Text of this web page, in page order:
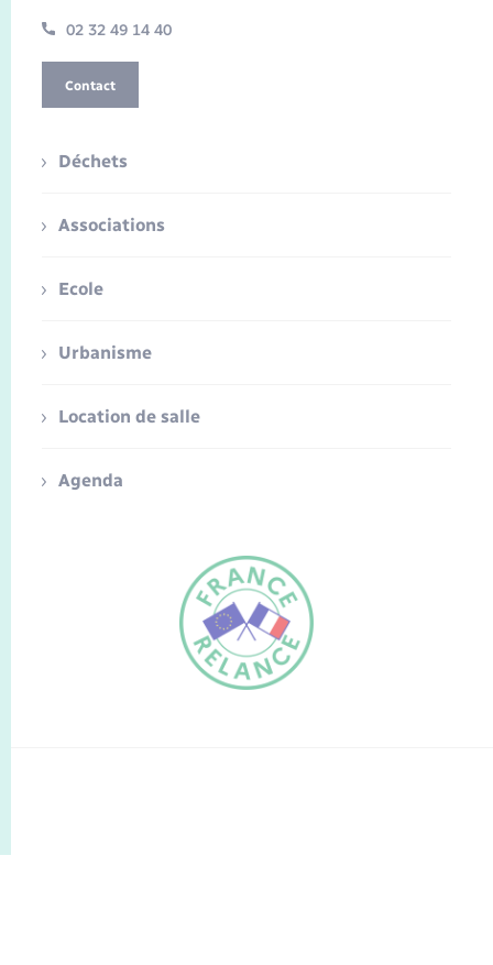
FR
02 32 49 14 40
Contact
Déchets
Associations
Ecole
Urbanisme
Location de salle
Agenda